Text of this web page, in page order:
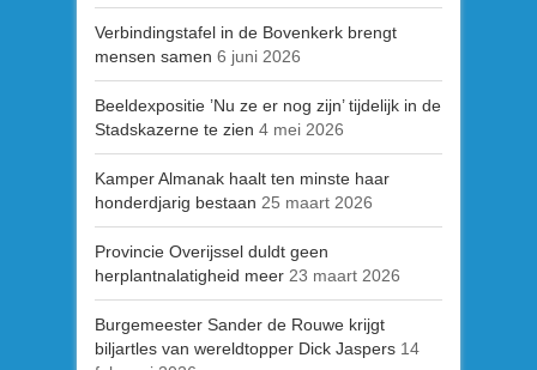
Verbindingstafel in de Bovenkerk brengt
mensen samen 6 juni 2026
Beeldexpositie ’Nu ze er nog zijn’ tijdelijk in de
Stadskazerne te zien 4 mei 2026
Kamper Almanak haalt ten minste haar
honderdjarig bestaan 25 maart 2026
Provincie Overijssel duldt geen
herplantnalatigheid meer 23 maart 2026
Burgemeester Sander de Rouwe krijgt
biljartles van wereldtopper Dick Jaspers 14